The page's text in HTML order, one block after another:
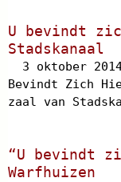
U bevindt
Stadskanaal
3 oktober
Bevindt Zich
zaal van
“U bevindt
Warfhuizen